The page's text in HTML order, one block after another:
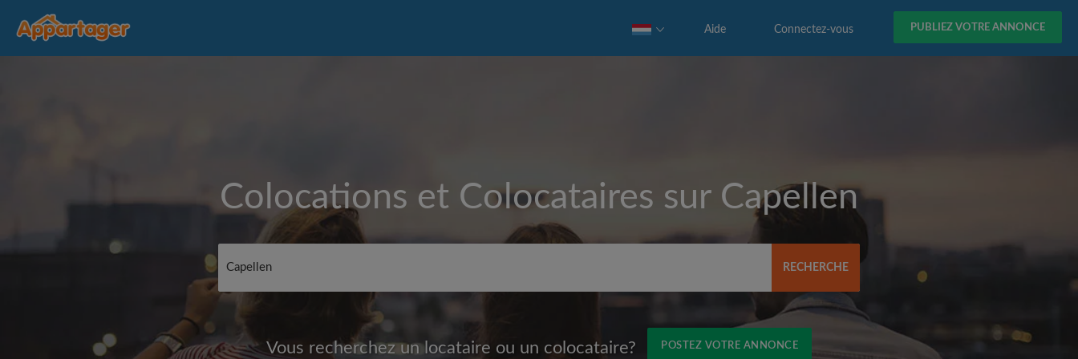
PUBLIEZ VOTRE ANNONCE
Connectez-vous
Aide
Colocations et Colocataires sur Capellen
RECHERCHE
Vous recherchez un locataire ou un colocataire? POSTEZ VOTRE ANNONCE
Loyer max par mois (€)